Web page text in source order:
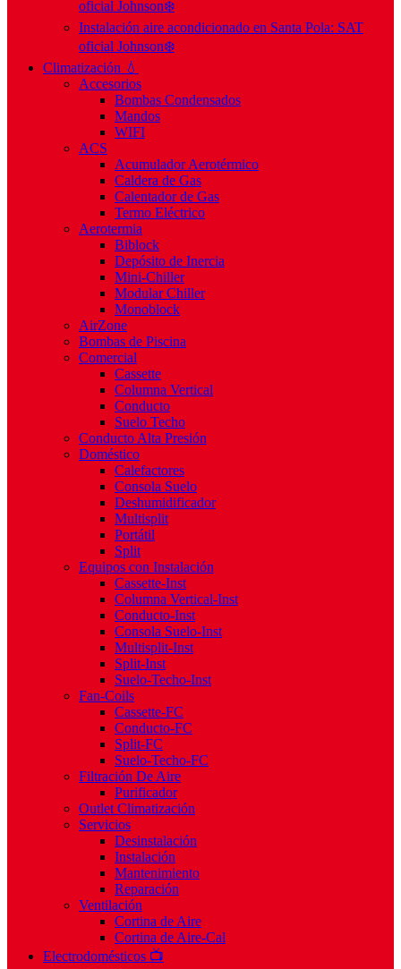
oficial Johnson❄️
Instalación aire acondicionado en Santa Pola: SAT
oficial Johnson❄️
Climatización 💧
Accesorios
Bombas Condensados
Mandos
WIFI
ACS
Acumulador Aerotérmico
Caldera de Gas
Calentador de Gas
Termo Eléctrico
Aerotermia
Biblock
Depósito de Inercia
Mini-Chiller
Modular Chiller
Monoblock
AirZone
Bombas de Piscina
Comercial
Cassette
Columna Vertical
Conducto
Suelo Techo
Conducto Alta Presión
Doméstico
Calefactores
Consola Suelo
Deshumidificador
Multisplit
Portátil
Split
Equipos con Instalación
Cassette-Inst
Columna Vertical-Inst
Conducto-Inst
Consola Suelo-Inst
Multisplit-Inst
Split-Inst
Suelo-Techo-Inst
Fan-Coils
Cassette-FC
Conducto-FC
Split-FC
Suelo-Techo-FC
Filtración De Aire
Purificador
Outlet Climatización
Servicios
Desinstalación
Instalación
Mantenimiento
Reparación
Ventilación
Cortina de Aire
Cortina de Aire-Cal
Electrodomésticos 📺